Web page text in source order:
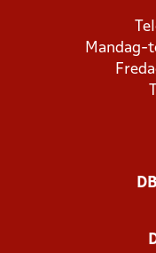
Mandag-